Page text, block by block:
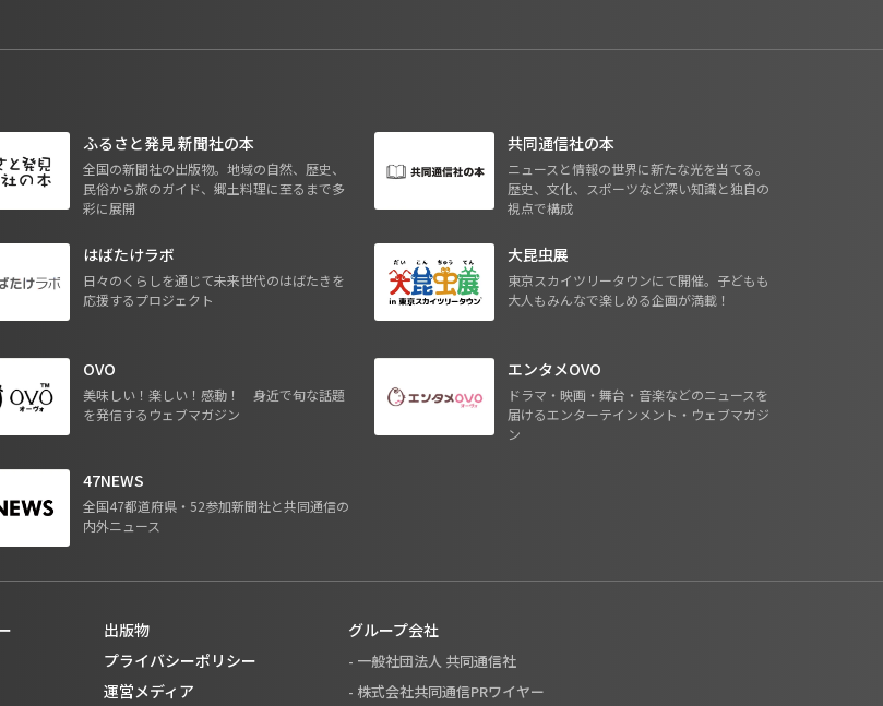
ふるさと発見 新聞社の本
全国の新聞社の出版物。地域の自然、歴史、
民俗から旅のガイド、郷土料理に至るまで多
彩に展開
共同通信社の本
ニュースと情報の世界に新たな光を当てる。
歴史、文化、スポーツなど深い知識と独自の
視点で構成
はばたけラボ
日々のくらしを通じて未来世代のはばたきを
応援するプロジェクト
大昆虫展
東京スカイツリータウンにて開催。子どもも
大人もみんなで楽しめる企画が満載！
OVO
美味しい！楽しい！感動！ 身近で旬な話題
を発信するウェブマガジン
エンタメOVO
ドラマ・映画・舞台・音楽などのニュースを
届けるエンターテインメント・ウェブマガジ
ン
47NEWS
全国47都道府県・52参加新聞社と共同通信の
内外ニュース
出版物
プライバシーポリシー
運営メディア
グループ会社
- 一般社団法人 共同通信社
- 株式会社共同通信PRワイヤー